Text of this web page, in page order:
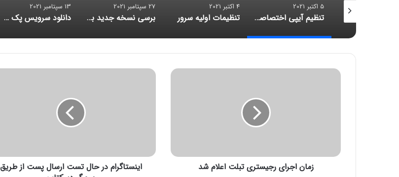
4 اکتبر 2021
تنظیمات اولیه سرور
27 سپتامبر 2021 13 سپتامبر 2021
دانلود سرویس پک سرور hp
12 سپتامبر 2021
ز
ی
زمان اجرای رجیستری تبلت اعلام شد
ا
ا
اینستاگرام در حال تست ارسال پست از طریق